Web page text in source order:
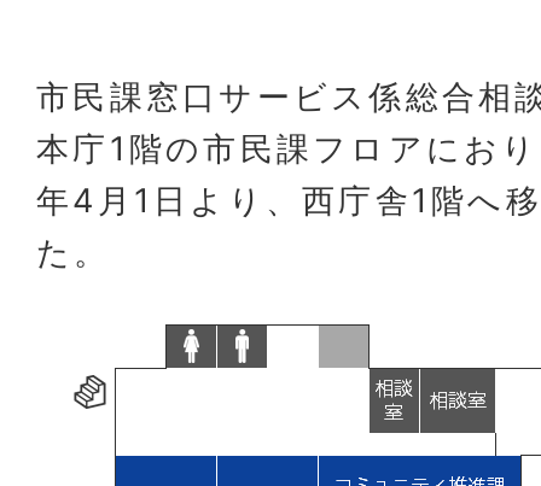
市民課窓口サービス係総合相
本庁1階の市民課フロアにお
年4月1日より、西庁舎1階へ
た。